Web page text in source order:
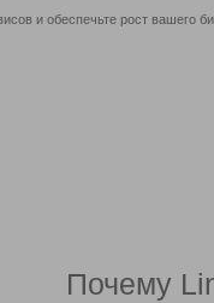
и обеспечьте рост вашего
Почему